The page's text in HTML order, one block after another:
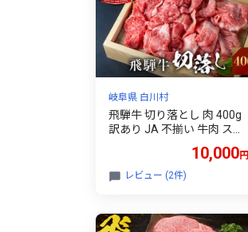
岐阜県 白川村
飛騨牛 切り落とし 肉 400g
訳あり JA 不揃い 牛肉 スラ
イス 切落し 和牛 すき焼き
すきやき 肉 切り落とし 牛
肉 10000円 1万円 人気 おす
10,000円
レビュー (2件)